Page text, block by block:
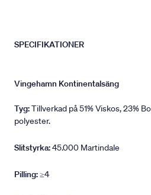
SPECIFIKATIONER
Vingehamn Kontinentalsäng
Tyg:Tillverkad på 51% Viskos, 23%
polyester.
Slitstyrka:45.000 Martindale
Pilling:≥4